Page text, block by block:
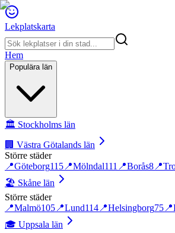
Lekplatskarta
Hem
Populära län
🏛️ Stockholms län
🏢 Västra Götalands län
Större städer
📍Göteborg115 📍Mölndal111 📍Borås8 📍
🏖️ Skåne län
Större städer
📍Malmö105 📍Lund114 📍Helsingborg75 📍
🎓 Uppsala län